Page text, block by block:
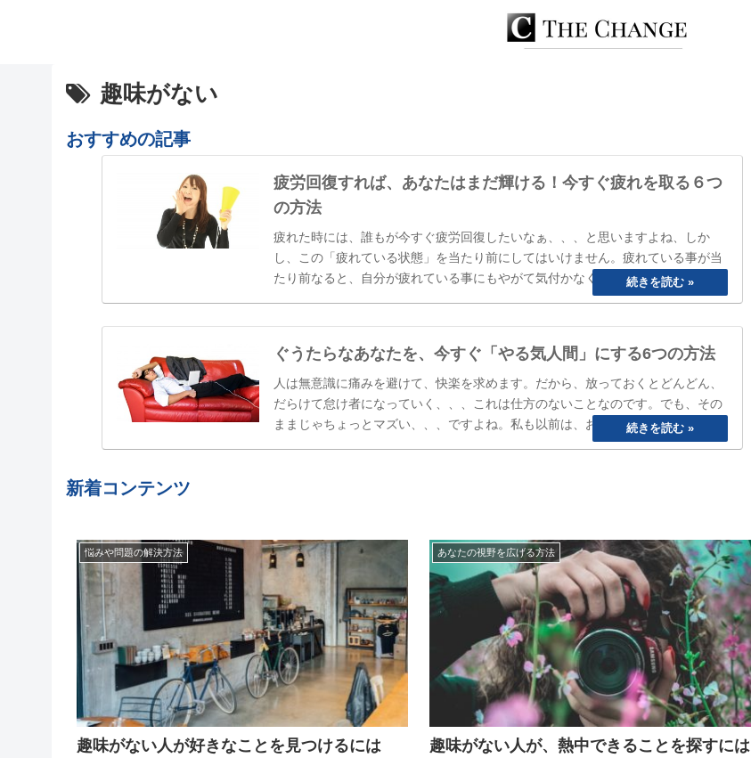
趣味がない
おすすめの記事
疲労回復すれば、あなたはまだ輝ける！今すぐ疲れを取る６つ
の方法
疲れた時には、誰もが今すぐ疲労回復したいなぁ、、、と思いますよね、しか
し、この「疲れている状態」を当たり前にしてはいけません。疲れている事が当
たり前なると、自分が疲れている事にもやがて気付かなくなってしまいます。
「最近疲れていますよね」と誰かに声を掛けられるまで、自分は大丈夫と思って
ぐうたらなあなたを、今すぐ「やる気人間」にする6つの方法
人は無意識に痛みを避けて、快楽を求めます。だから、放っておくとどんどん、
だらけて怠け者になっていく、、、これは仕方のないことなのです。でも、その
ままじゃちょっとマズい、、、ですよね。私も以前は、おもいきり、「ぐうたら
属性」でした。食べたら寝る、めんどくさいから明日でいいや、、と言い続けて
新着コンテンツ
悩みや問題の解決方法
趣味がない人が好きなことを見つけるには
あなたの視野を広げる方法
趣味がない人が、熱中できることを探すには